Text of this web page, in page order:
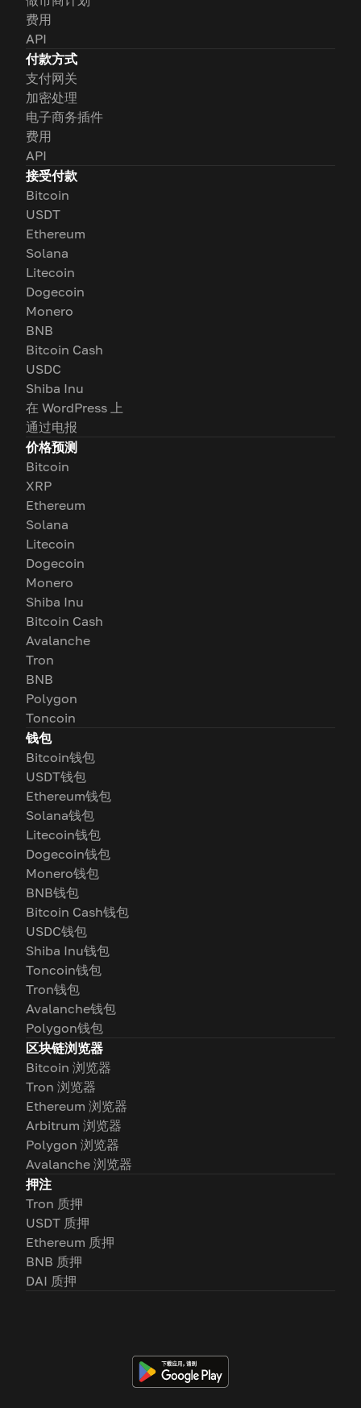
费用
API
付款方式
支付网关
加密处理
电子商务插件
费用
API
接受付款
Bitcoin
USDT
Ethereum
Solana
Litecoin
Dogecoin
Monero
BNB
Bitcoin Cash
USDC
Shiba Inu
在 WordPress 上
通过电报
价格预测
Bitcoin
XRP
Ethereum
Solana
Litecoin
Dogecoin
Monero
Shiba Inu
Bitcoin Cash
Avalanche
Tron
BNB
Polygon
Toncoin
钱包
Bitcoin钱包
USDT钱包
Ethereum钱包
Solana钱包
Litecoin钱包
Dogecoin钱包
Monero钱包
BNB钱包
Bitcoin Cash钱包
USDC钱包
Shiba Inu钱包
Toncoin钱包
Tron钱包
Avalanche钱包
Polygon钱包
区块链浏览器
Bitcoin 浏览器
Tron 浏览器
Ethereum 浏览器
Arbitrum 浏览器
Polygon 浏览器
Avalanche 浏览器
押注
Tron 质押
USDT 质押
Ethereum 质押
BNB 质押
DAI 质押